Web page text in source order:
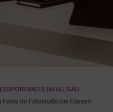
IM ALLGÄU
Fotos im Fotostudio bei Füssen